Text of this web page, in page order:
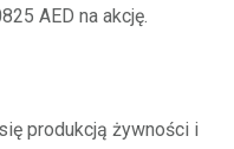
AED na akcję.
produkcją żywności i